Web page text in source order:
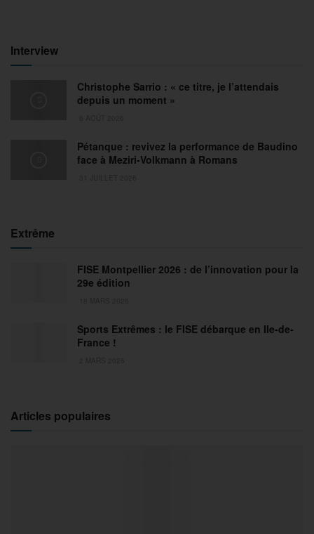
Interview
Christophe Sarrio : « ce titre, je l’attendais
depuis un moment »
Pétanque : revivez la performance de Baudino
face à Meziri-Volkmann à Romans
Extrême
FISE Montpellier 2026 : de l’innovation pour la
29e édition
Sports Extrêmes : le FISE débarque en Ile-de-
France !
Articles populaires